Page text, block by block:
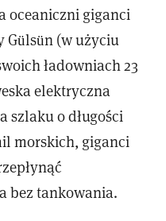
oceaniczni giganci
Gülsün (w użyciu
ładowniach 23
elektryczna
szlaku o długości
morskich, giganci
bez tankowania.